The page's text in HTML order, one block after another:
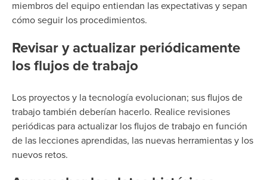
miembros del equipo entiendan las expectativas y sepan
cómo seguir los procedimientos.
Revisar y actualizar periódicamente
los flujos de trabajo
Los proyectos y la tecnología evolucionan; sus flujos de
trabajo también deberían hacerlo. Realice revisiones
periódicas para actualizar los flujos de trabajo en función
de las lecciones aprendidas, las nuevas herramientas y los
nuevos retos.